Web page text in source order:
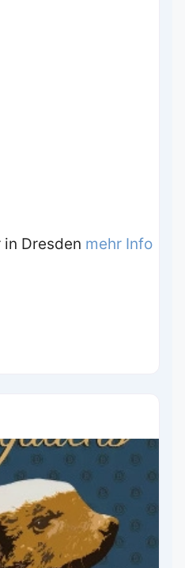
Dresden mehr Info